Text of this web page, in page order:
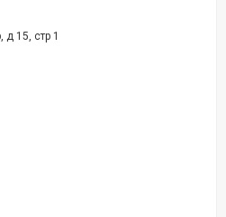
д 15, стр 1